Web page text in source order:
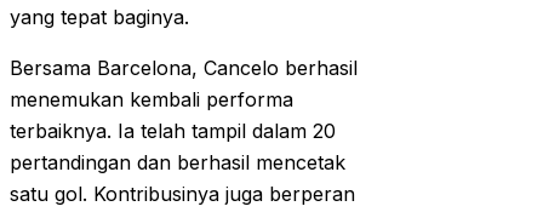
yang tepat baginya.
Bersama Barcelona, Cancelo berhasil
menemukan kembali performa
terbaiknya. Ia telah tampil dalam 20
pertandingan dan berhasil mencetak
satu gol. Kontribusinya juga berperan